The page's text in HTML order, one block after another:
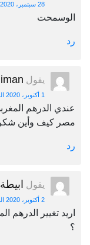
28 سبتمبر، 2020 الساعة 11:46 م
الوسمحت
رد
يقول
1 أكتوبر، 2020 الساعة 1:36 م
عندي الدرهم
مصر كيف وأين
رد
يقول
2 أكتوبر، 2020 الساعة 2:00 م
اريد تغيير
؟